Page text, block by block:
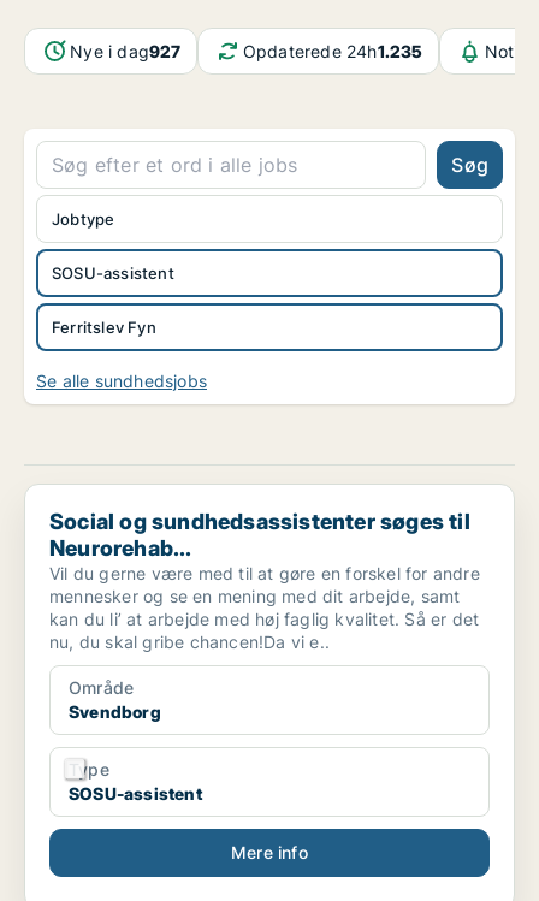
Nye i dag927 Opdaterede 24h1.235
Søg
SOSU-assistent
Ferritslev Fyn
Jobtype
Se alle sundhedsjobs
Social og sundhedsassistenter søges til Neurorehab...
Social og sundhedsassistenter søges til
Neurorehab...
Vil du gerne være med til at gøre en forskel for andre
mennesker og se en mening med dit arbejde, samt
kan du li’ at arbejde med høj faglig kvalitet. Så er det
nu, du skal gribe chancen!Da vi e..
Område
Svendborg
Type
SOSU-assistent
Mere info